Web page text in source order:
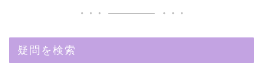
疑問を検索